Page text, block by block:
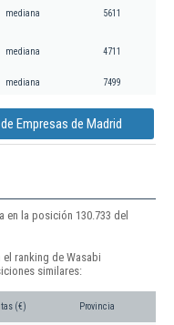
mediana 5611
mediana 4711
mediana 7499
Empresas de Madrid
en la posición 130.733 del
ranking de Wasabi
similares:
(€) Provincia